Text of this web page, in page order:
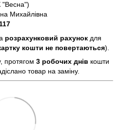
"Весна")
Михайлівна
розрахунковий рахунок для
кошти не повертаються).
протягом 3 робочих днів кошти
товар на заміну.